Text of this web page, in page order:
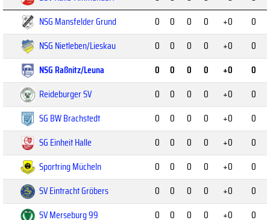
NSG Mansfelder Grund
0 0 0 0 +0
0
NSG Nietleben/Lieskau
0 0 0 0 +0
0
NSG Raßnitz/Leuna
0 0 0 0 +0
0
Reideburger SV
0 0 0 0 +0
0
SG BW Brachstedt
0 0 0 0 +0
0
SG Einheit Halle
0 0 0 0 +0
0
Sportring Mücheln
0 0 0 0 +0
0
SV Eintracht Gröbers
0 0 0 0 +0
0
SV Merseburg 99
0 0 0 0 +0 0